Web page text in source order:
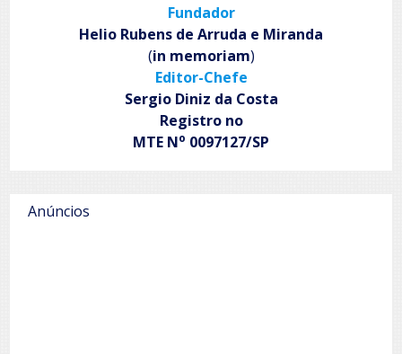
Fundador
Helio Rubens de Arruda e Miranda
(in memoriam)
Editor-Chefe
Sergio Diniz da Costa
Registro no
MTE No 0097127/SP
Anúncios